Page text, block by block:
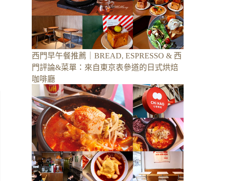
西門早午餐推薦｜BREAD, ESPRESSO & 西
門評論&菜單：來自東京表參道的日式烘焙
咖啡廳